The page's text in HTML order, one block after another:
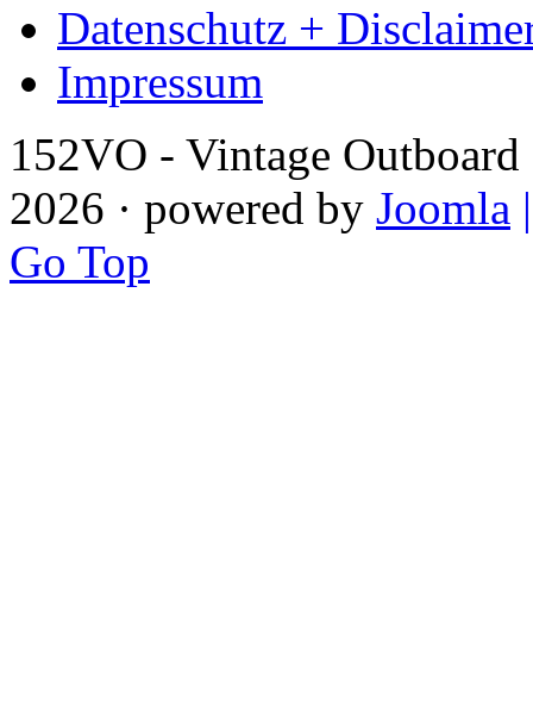
Datenschutz +
Impressum
152VO - Vintage
2026 · powered by Joomla
Go Top